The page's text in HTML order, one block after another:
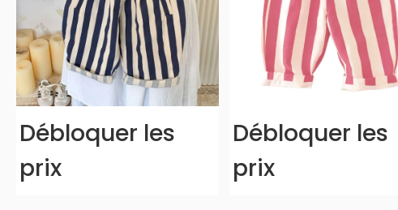
Débloquer les
prix
Débloquer les
prix